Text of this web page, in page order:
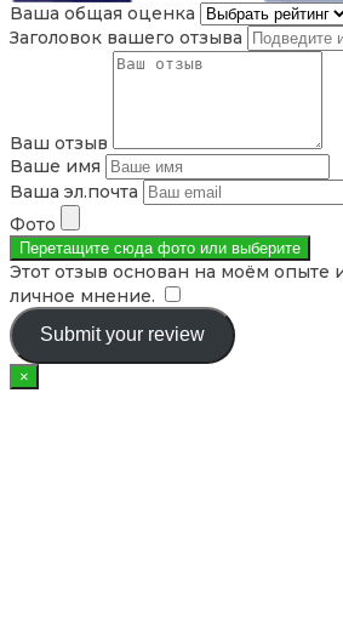
Ваша общая оценка
Заголовок вашего отзыва
Ваш отзыв
Ваше имя
Ваша эл.почта
Фото
Перетащите сюда фото или выберите
Этот отзыв основан на моём опыте
личное мнение.
Submit your review
×